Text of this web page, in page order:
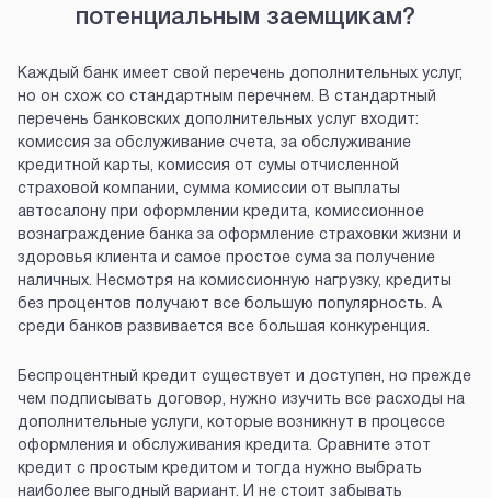
потенциальным заемщикам?
Каждый банк имеет свой перечень дополнительных услуг,
но он схож со стандартным перечнем. В стандартный
перечень банковских дополнительных услуг входит:
комиссия за обслуживание счета, за обслуживание
кредитной карты, комиссия от сумы отчисленной
страховой компании, сумма комиссии от выплаты
автосалону при оформлении кредита, комиссионное
вознаграждение банка за оформление страховки жизни и
здоровья клиента и самое простое сума за получение
наличных. Несмотря на комиссионную нагрузку, кредиты
без процентов получают все большую популярность. А
среди банков развивается все большая конкуренция.
Беспроцентный кредит существует и доступен, но прежде
чем подписывать договор, нужно изучить все расходы на
дополнительные услуги, которые возникнут в процессе
оформления и обслуживания кредита. Сравните этот
кредит с простым кредитом и тогда нужно выбрать
наиболее выгодный вариант. И не стоит забывать